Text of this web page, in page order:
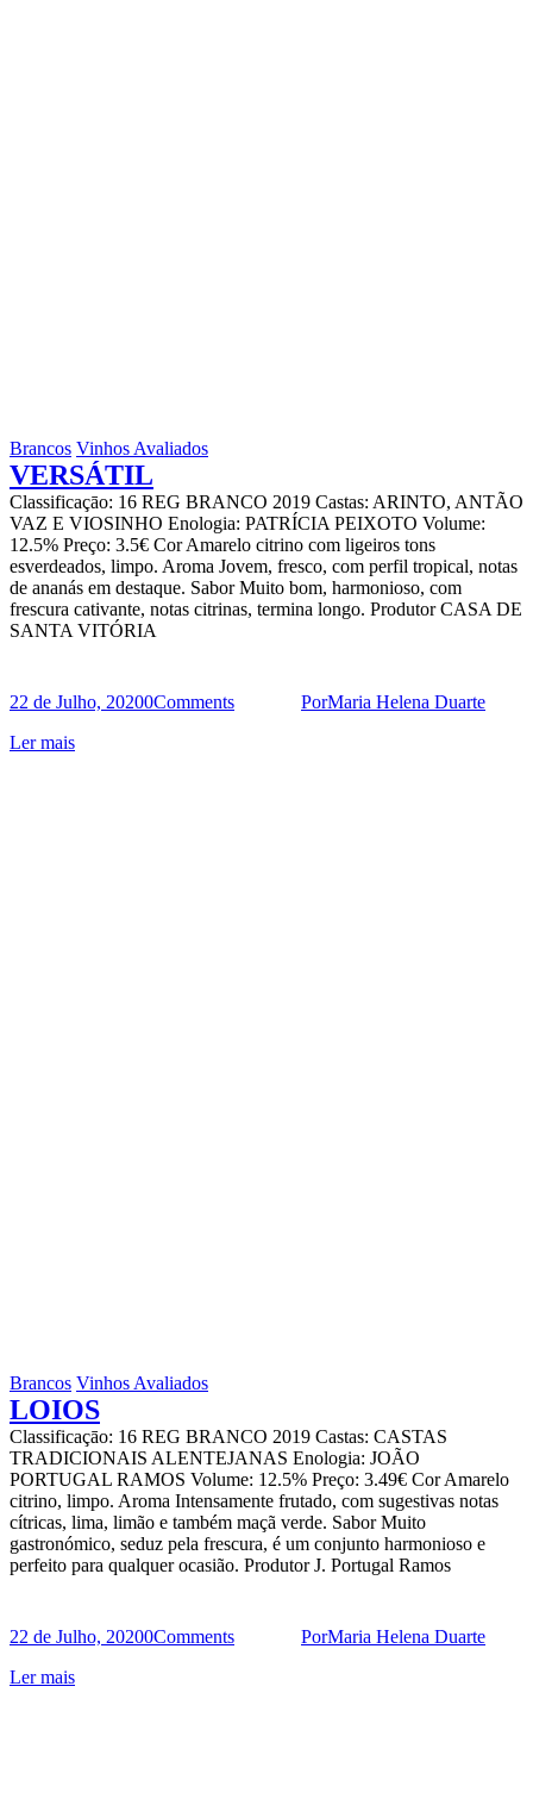
Brancos Vinhos Avaliados
VERSÁTIL
Classificaçāo: 16 REG BRANCO 2019 Castas: ARINTO, ANTÃO
VAZ E VIOSINHO Enologia: PATRÍCIA PEIXOTO Volume:
12.5% Preço: 3.5€ Cor Amarelo citrino com ligeiros tons
esverdeados, limpo. Aroma Jovem, fresco, com perfil tropical, notas
de ananás em destaque. Sabor Muito bom, harmonioso, com
frescura cativante, notas citrinas, termina longo. Produtor CASA DE
SANTA VITÓRIA
22 de Julho, 20200Comments PorMaria Helena Duarte
Ler mais
Brancos Vinhos Avaliados
LOIOS
Classificaçāo: 16 REG BRANCO 2019 Castas: CASTAS
TRADICIONAIS ALENTEJANAS Enologia: JOÃO
PORTUGAL RAMOS Volume: 12.5% Preço: 3.49€ Cor Amarelo
citrino, limpo. Aroma Intensamente frutado, com sugestivas notas
cítricas, lima, limão e também maçã verde. Sabor Muito
gastronómico, seduz pela frescura, é um conjunto harmonioso e
perfeito para qualquer ocasião. Produtor J. Portugal Ramos
22 de Julho, 20200Comments PorMaria Helena Duarte
Ler mais